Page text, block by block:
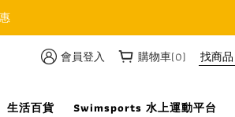
會員登入 購物車(0)
生活百貨 Swimsports 水上運動平台